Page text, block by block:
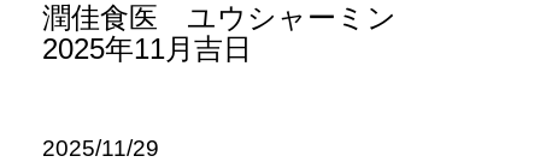
潤佳食医 ユウシャーミン
2025年11月吉日
2025/11/29